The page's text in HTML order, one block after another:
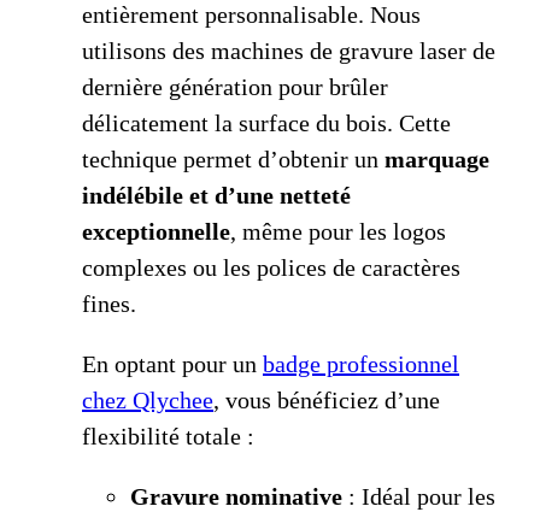
entièrement personnalisable. Nous
utilisons des machines de gravure laser de
dernière génération pour brûler
délicatement la surface du bois. Cette
technique permet d’obtenir un marquage
indélébile et d’une netteté
exceptionnelle, même pour les logos
complexes ou les polices de caractères
fines.
En optant pour un badge professionnel
chez Qlychee, vous bénéficiez d’une
flexibilité totale :
Gravure nominative : Idéal pour les